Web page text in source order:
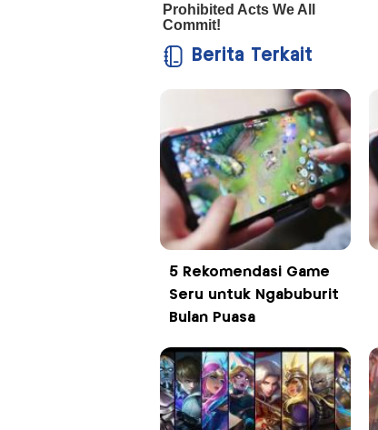
Berita Terkait
5 Rekomendasi Game
Seru untuk Ngabuburit
Bulan Puasa